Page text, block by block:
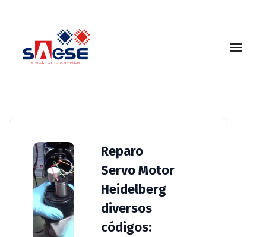
61.144.1161
Reparo
Servo Motor
Heidelberg
diversos
códigos: